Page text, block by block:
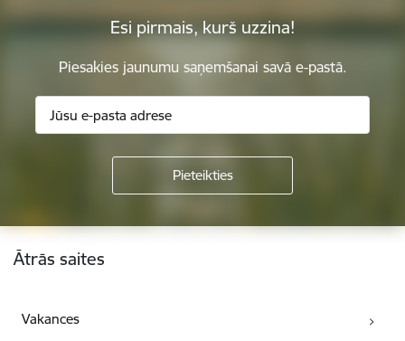
Esi pirmais, kurš uzzina!
Piesakies jaunumu saņemšanai savā e-pastā.
Kājene
Ātrās saites
Vakances